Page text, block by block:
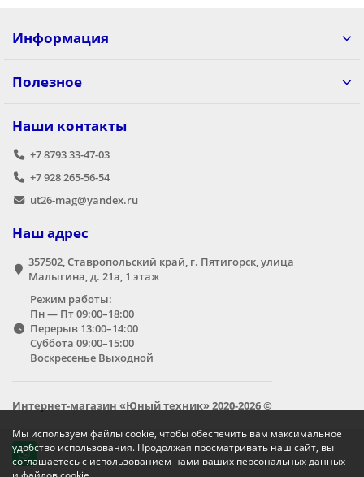
Мы используем файлы cookie, чтобы обеспечить вам максимальное
удобство использования. Продолжая просматривать наш сайт, вы
соглашаетесь с использованием нами ваших персональных данных
Информация
Полезное
Наши контакты
+7 8793 33-47-03
+7 928 265-56-54
ut26-mag@yandex.ru
Наш адрес
357502, Ставропольский край, г. Пятигорск, улица
Малыгина, д. 21а,​ 1 этаж
Режим работы:
Пн — Пт 09:00–18:00
Перерыв 13:00–14:00
Суббота 09:00–15:00
Воскресенье Выходной
Интернет-магазин «Юный техник» 2020-2026 ©